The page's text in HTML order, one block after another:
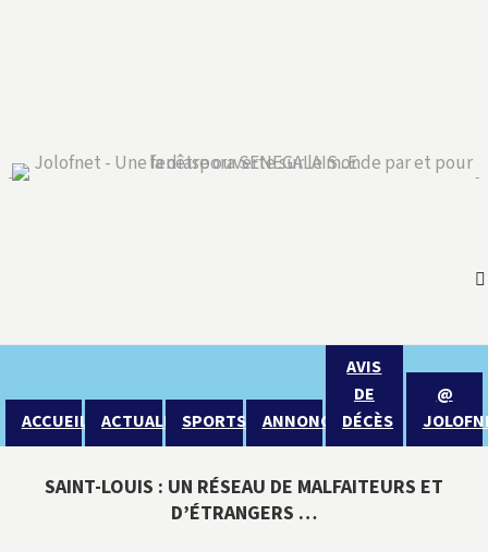
ACCUEIL ACTUALITÉSPORTS ANNONCES
AVIS
DE
DÉCÈS
@
SAINT-LOUIS : UN RÉSEAU DE MALFAITEURS ET
D’ÉTRANGERS …